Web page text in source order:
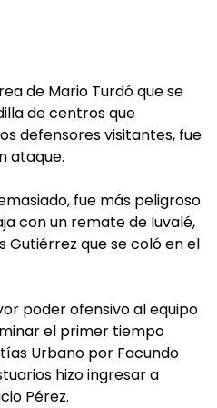
de Mario Turdó que se
de centros que
defensores visitantes, fue
ataque.
fue más peligroso
con un remate de Iuvalé,
que se coló en el
poder ofensivo al equipo
el primer tiempo
Urbano por Facundo
hizo ingresar a
Pérez.